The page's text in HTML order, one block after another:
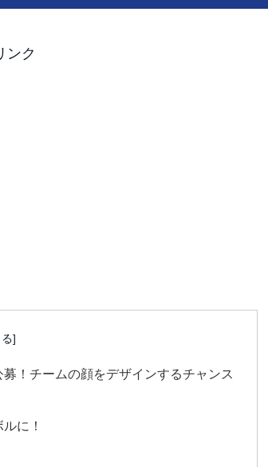
ンク
！チームの顔をデザインするチャンス
に！